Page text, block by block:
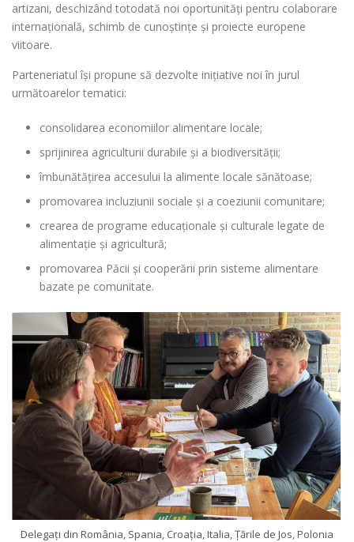
artizani, deschizând totodată noi oportunități pentru colaborare
internațională, schimb de cunoștințe și proiecte europene
viitoare.
Parteneriatul își propune să dezvolte inițiative noi în jurul
următoarelor tematici:
consolidarea economiilor alimentare locale;
sprijinirea agriculturii durabile și a biodiversității;
îmbunătățirea accesului la alimente locale sănătoase;
promovarea incluziunii sociale și a coeziunii comunitare;
crearea de programe educaționale și culturale legate de
alimentație și agricultură;
promovarea Păcii și cooperării prin sisteme alimentare
bazate pe comunitate.
Delegați din România, Spania, Croația, Italia, Țările de Jos, Polonia